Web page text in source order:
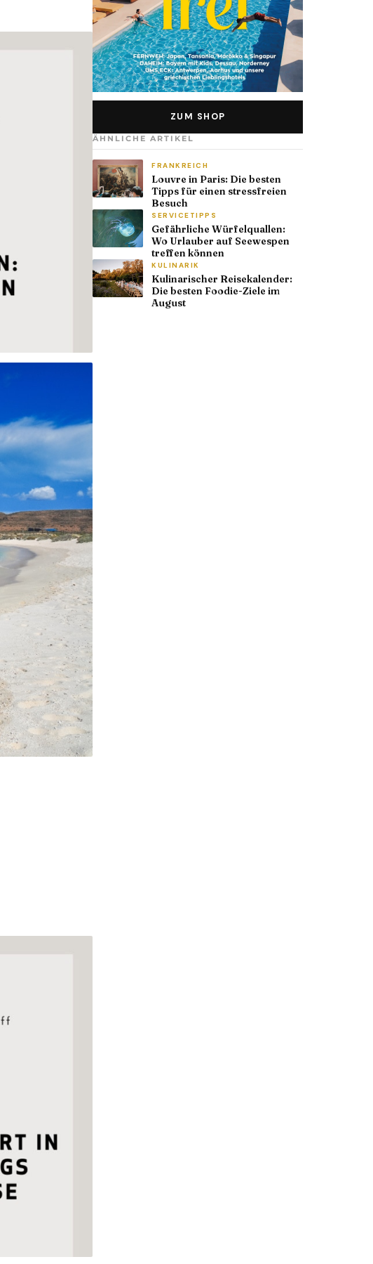
ZUM SHOP
ÄHNLICHE ARTIKEL
FRANKREICH
Louvre in Paris: Die besten
Tipps für einen stressfreien
Besuch
SERVICETIPPS
Gefährliche Würfelquallen:
Wo Urlauber auf Seewespen
treffen können
KULINARIK
Kulinarischer Reisekalender:
Die besten Foodie-Ziele im
August